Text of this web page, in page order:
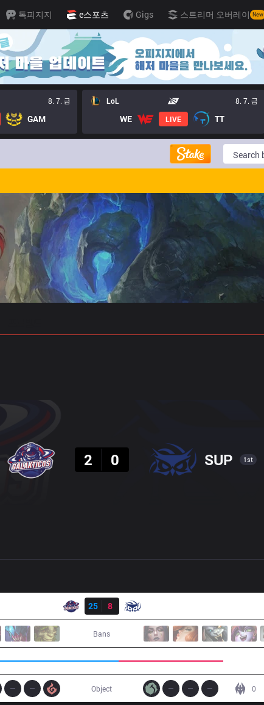
톡피지지 e스포츠 Gigs 스트리머 오버레이 New
8. 7. 금
GAM
LoL 8. 7. 금
WE LIVE TT
2
0 SUP 1st
25
8
Bans
0
Object